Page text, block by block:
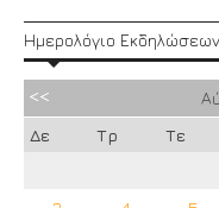
Ημερολόγιο Εκδηλώσεων
Δε
Τρ Τε